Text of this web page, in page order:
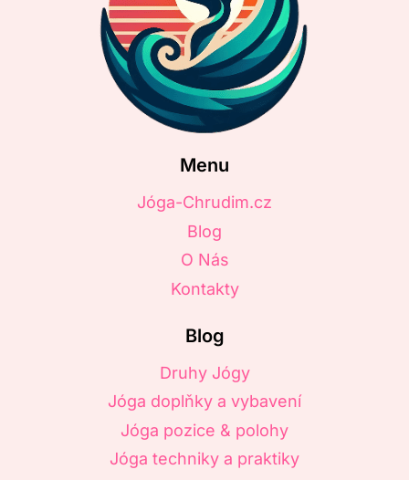
Menu
Jóga-Chrudim.cz
Blog
O Nás
Kontakty
Blog
Druhy Jógy
Jóga doplňky a vybavení
Jóga pozice & polohy
Jóga techniky a praktiky